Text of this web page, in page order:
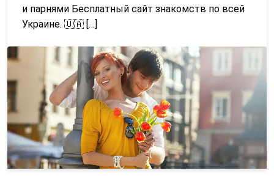
и парнями Бесплатный сайт знакомств по всей
Украине. 🇺🇦 […]